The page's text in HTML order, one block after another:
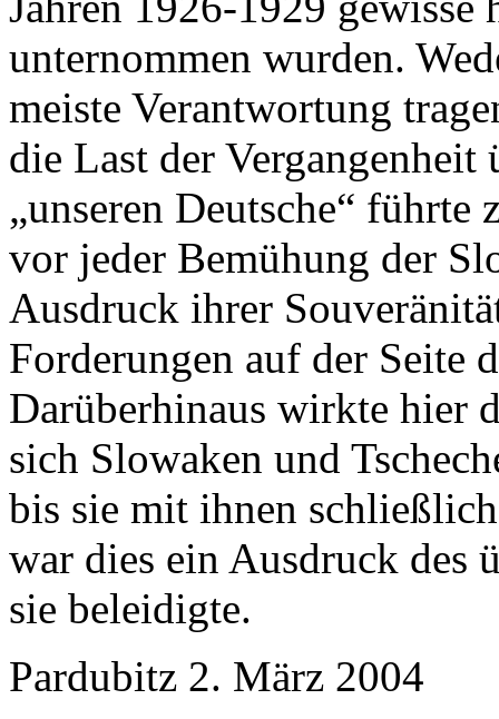
unternommen wurden.
meiste Verantwortung
die Last der
„unseren Deutsche“ führte
vor jeder Bemühung der
Ausdruck ihrer
Forderungen auf der Seite
Darüberhinaus wirkte hier
sich Slowaken und
bis sie mit ihnen
war dies ein Ausdruck des
sie beleidigte.
Pardubitz 2. März 2004